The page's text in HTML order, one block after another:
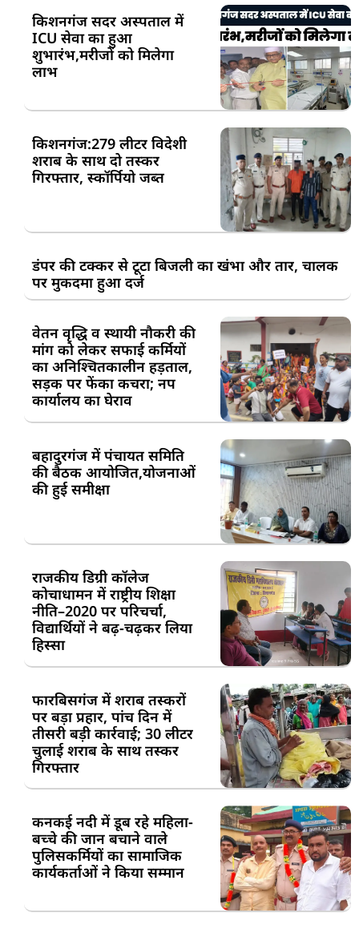
किशनगंज सदर अस्पताल में
ICU सेवा का हुआ
शुभारंभ,मरीजों को मिलेगा
लाभ
किशनगंज:279 लीटर विदेशी
शराब के साथ दो तस्कर
गिरफ्तार, स्कॉर्पियो जब्त
डंपर की टक्कर से टूटा बिजली का खंभा और तार, चालक
पर मुकदमा हुआ दर्ज
वेतन वृद्धि व स्थायी नौकरी की
मांग को लेकर सफाई कर्मियों
का अनिश्चितकालीन हड़ताल,
सड़क पर फेंका कचरा; नप
कार्यालय का घेराव
बहादुरगंज में पंचायत समिति
की बैठक आयोजित,योजनाओं
की हुई समीक्षा
राजकीय डिग्री कॉलेज
कोचाधामन में राष्ट्रीय शिक्षा
नीति–2020 पर परिचर्चा,
विद्यार्थियों ने बढ़-चढ़कर लिया
हिस्सा
फारबिसगंज में शराब तस्करों
पर बड़ा प्रहार, पांच दिन में
तीसरी बड़ी कार्रवाई; 30 लीटर
चुलाई शराब के साथ तस्कर
गिरफ्तार
कनकई नदी में डूब रहे महिला-
बच्चे की जान बचाने वाले
पुलिसकर्मियों का सामाजिक
कार्यकर्ताओं ने किया सम्मान